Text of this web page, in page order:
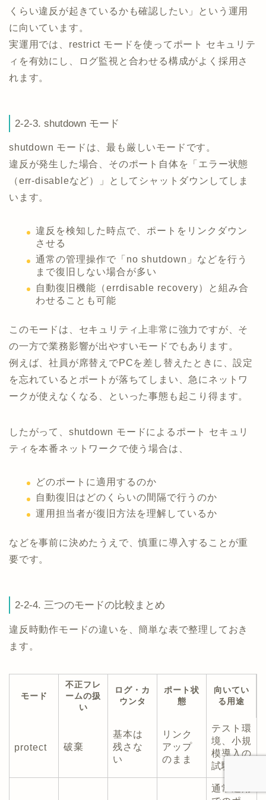
くらい違反が起きているかも確認したい」という運用
に向いています。
実運用では、restrict モードを使ってポート セキュリテ
ィを有効にし、ログ監視と合わせる構成がよく採用さ
れます。
2-2-3. shutdown モード
shutdown モードは、最も厳しいモードです。
違反が発生した場合、そのポート自体を「エラー状態
（err-disableなど）」としてシャットダウンしてしま
います。
違反を検知した時点で、ポートをリンクダウン
させる
通常の管理操作で「no shutdown」などを行う
まで復旧しない場合が多い
自動復旧機能（errdisable recovery）と組み合
わせることも可能
このモードは、セキュリティ上非常に強力ですが、そ
の一方で業務影響が出やすいモードでもあります。
例えば、社員が席替えでPCを差し替えたときに、設定
を忘れているとポートが落ちてしまい、急にネットワ
ークが使えなくなる、といった事態も起こり得ます。
したがって、shutdown モードによるポート セキュリ
ティを本番ネットワークで使う場合は、
どのポートに適用するのか
自動復旧はどのくらいの間隔で行うのか
運用担当者が復旧方法を理解しているか
などを事前に決めたうえで、慎重に導入することが重
要です。
2-2-4. 三つのモードの比較まとめ
違反時動作モードの違いを、簡単な表で整理しておき
ます。
モード
不正フレ
ームの扱
い
ログ・カ
ウンタ
ポート状
態
向いてい
る用途
protect 破棄
基本は
残さな
い
リンク
アップ
のまま
テスト環
境、小規
模導入の
試験
通常運用